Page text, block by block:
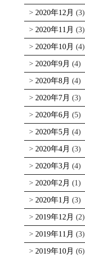
2020年12月 (3)
2020年11月 (3)
2020年10月 (4)
2020年9月 (4)
2020年8月 (4)
2020年7月 (3)
2020年6月 (5)
2020年5月 (4)
2020年4月 (3)
2020年3月 (4)
2020年2月 (1)
2020年1月 (3)
2019年12月 (2)
2019年11月 (3)
2019年10月 (6)